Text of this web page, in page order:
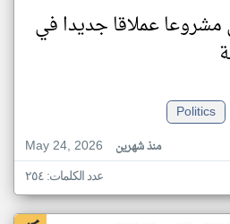
عملاقا جديدا في
Politics
May 24, 2026
منذ شهرين
عدد الكلمات: ٢٥٤